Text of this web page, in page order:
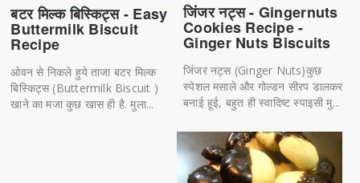
बटर मिल्क बिस्किट्स - Easy
Buttermilk Biscuit
Recipe
ओवन से निकले हुये ताजा बटर मिल्क
बिस्किट्स (Buttermilk Biscuit )
खाने का मजा कुछ खास ही है. मुला...
जिंजर नट्स - Gingernuts
Cookies Recipe -
Ginger Nuts Biscuits
जिंजर नट्स (Ginger Nuts)कुछ
स्पेशल मसाले और गोल्डन सीरप डालकर
बनाई हूई, बहुत ही स्वादिष्ट स्पाइसी मु...